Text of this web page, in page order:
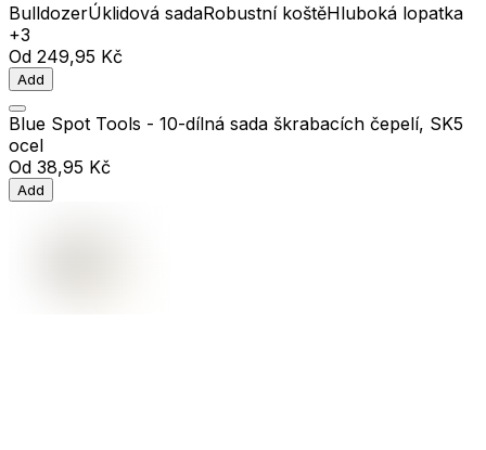
BulldozerÚklidová sadaRobustní koštěHluboká lopatka
+3
Od 249,95 Kč
Add
Blue Spot Tools - 10-dílná sada škrabacích čepelí, SK5
ocel
Od 38,95 Kč
Add